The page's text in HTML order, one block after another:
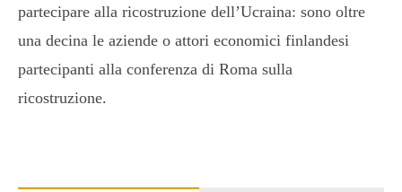
partecipare alla ricostruzione dell’Ucraina: sono oltre
una decina le aziende o attori economici finlandesi
partecipanti alla conferenza di Roma sulla
ricostruzione.